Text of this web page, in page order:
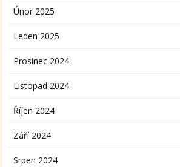
Únor 2025
Leden 2025
Prosinec 2024
Listopad 2024
Říjen 2024
Září 2024
Srpen 2024